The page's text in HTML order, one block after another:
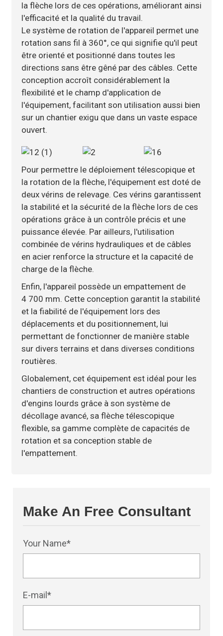
la flèche lors de ces opérations, améliorant ainsi
l'efficacité et la qualité du travail.
Le système de rotation de l'appareil permet une
rotation sans fil à 360°, ce qui signifie qu'il peut
être orienté et positionné dans toutes les
directions sans être gêné par des câbles. Cette
conception accroît considérablement la
flexibilité et le champ d'application de
l'équipement, facilitant son utilisation aussi bien
sur un chantier exigu que dans un vaste espace
ouvert.
Pour permettre le déploiement télescopique et
la rotation de la flèche, l'équipement est doté de
deux vérins de relevage. Ces vérins garantissent
la stabilité et la sécurité de la flèche lors de ces
opérations grâce à un contrôle précis et une
puissance élevée. Par ailleurs, l'utilisation
combinée de vérins hydrauliques et de câbles
en acier renforce la structure et la capacité de
charge de la flèche.
Enfin, l'appareil possède un empattement de
4 700 mm. Cette conception garantit la stabilité
et la fiabilité de l'équipement lors des
déplacements et du positionnement, lui
permettant de fonctionner de manière stable
sur divers terrains et dans diverses conditions
routières.
Globalement, cet équipement est idéal pour les
chantiers de construction et autres opérations
d'engins lourds grâce à son système de
décollage avancé, sa flèche télescopique
flexible, sa gamme complète de capacités de
rotation et sa conception stable de
l'empattement.
Make An Free Consultant
Your Name*
E-mail*